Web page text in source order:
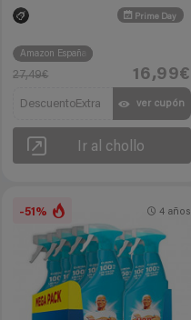
Prime Day
Amazon España
27,49€ 16,99€
DescuentoExtra ver cupón
Ir al chollo
-51% 4 años